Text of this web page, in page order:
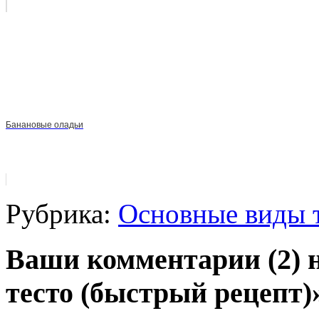
Банановые оладьи
Рубрика: Основные виды
Ваши комментарии (2)
тесто (быстрый